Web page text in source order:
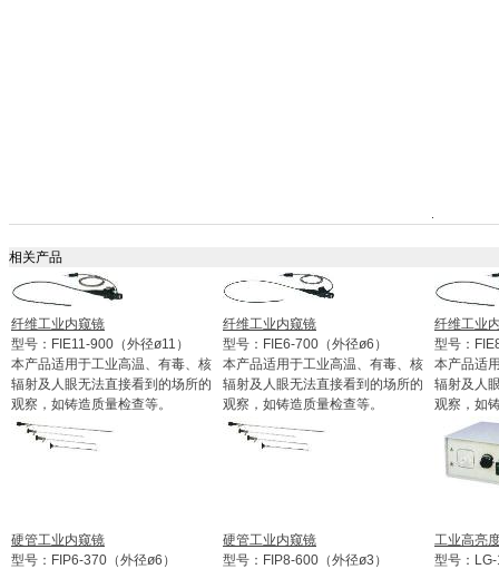
相关产品
纤维工业内窥镜
型号：FIE11-900（外径ø11）
本产品适用于工业高温、有毒、核
辐射及人眼无法直接看到的场所的
观察，如铸造质量检查等。
纤维工业内窥镜
型号：FIE6-700（外径ø6）
本产品适用于工业高温、有毒、核
辐射及人眼无法直接看到的场所的
观察，如铸造质量检查等。
纤维工业
型号：
本产品适
辐射及人
观察，如
硬管工业内窥镜
型号：FIP6-370（外径ø6）
硬管工业内窥镜
型号：FIP8-600（外径ø3）
工业高亮
型号：